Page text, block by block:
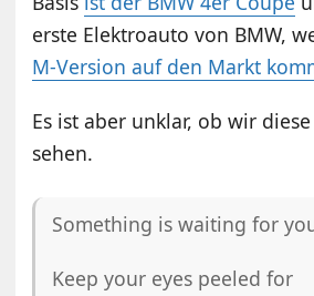
erste Elektroauto von BMW,
M-Version auf den Markt
Es ist aber unklar, ob wir
sehen.
Something is waiting for
Keep your eyes peeled for